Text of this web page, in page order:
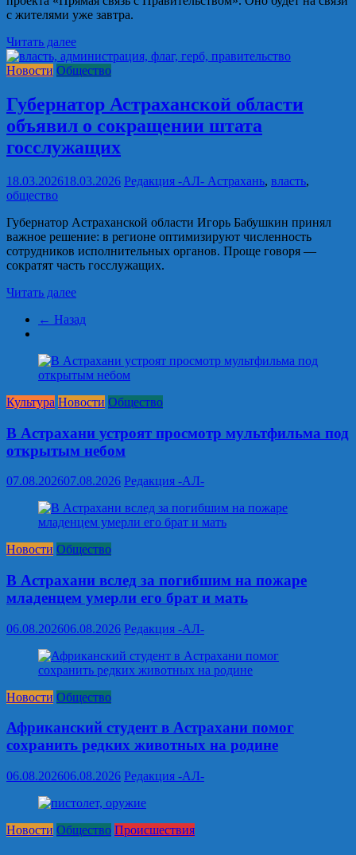
с жителями уже завтра.
Читать далее
Новости Общество
Губернатор Астраханской области
объявил о сокращении штата
госслужащих
18.03.202618.03.2026 Редакция -АЛ- Астрахань, власть,
общество
Губернатор Астраханской области Игорь Бабушкин принял
важное решение: в регионе оптимизируют численность
сотрудников исполнительных органов. Проще говоря —
сократят часть госслужащих.
Читать далее
← Назад
Культура Новости Общество
В Астрахани устроят просмотр мультфильма под
открытым небом
07.08.202607.08.2026 Редакция -АЛ-
Новости Общество
В Астрахани вслед за погибшим на пожаре
младенцем умерли его брат и мать
06.08.202606.08.2026 Редакция -АЛ-
Новости Общество
Африканский студент в Астрахани помог
сохранить редких животных на родине
06.08.202606.08.2026 Редакция -АЛ-
Новости Общество Происшествия